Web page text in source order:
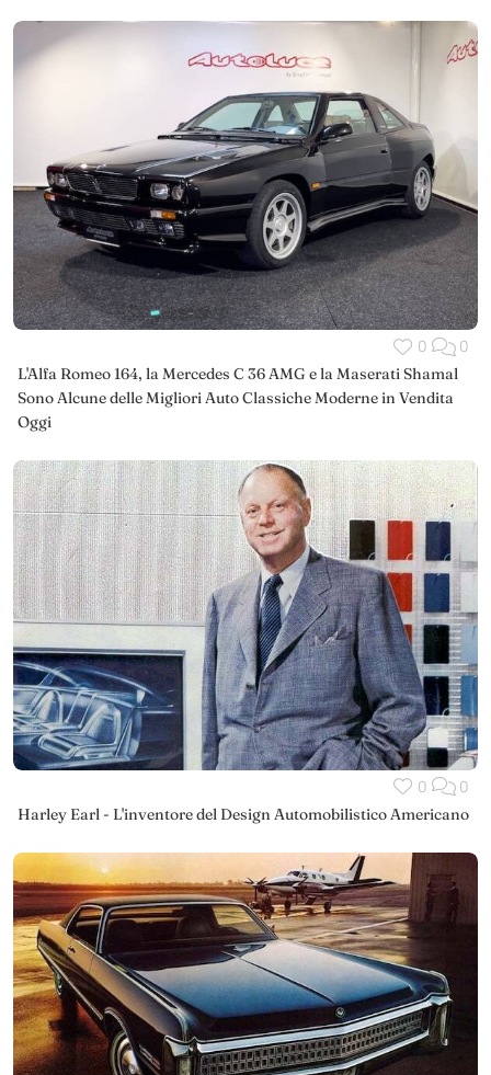
0 0
L'Alfa Romeo 164, la Mercedes C 36 AMG e la Maserati Shamal
Sono Alcune delle Migliori Auto Classiche Moderne in Vendita
Oggi
0 0
Harley Earl - L'inventore del Design Automobilistico Americano